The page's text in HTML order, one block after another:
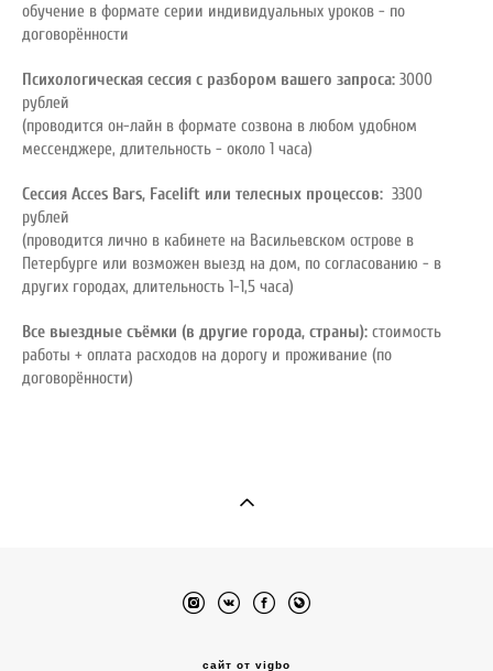
обучение в формате серии индивидуальных уроков - по
договорённости
Психологическая сессия с разбором вашего запроса: 3000
рублей
(проводится он-лайн в формате созвона в любом удобном
мессенджере, длительность - около 1 часа)
Сессия Acces Bars, Facelift или телесных процессов: 3300
рублей
(проводится лично в кабинете на Васильевском острове в
Петербурге или возможен выезд на дом, по согласованию - в
других городах, длительность 1-1,5 часа)
Все выездные съёмки (в другие города, страны): стоимость
работы + оплата расходов на дорогу и проживание (по
договорённости)
сайт от vigbo